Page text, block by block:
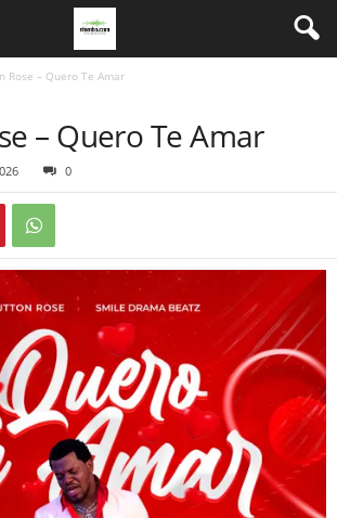
Rose – Quero Te Amar
– Quero Te Amar
0